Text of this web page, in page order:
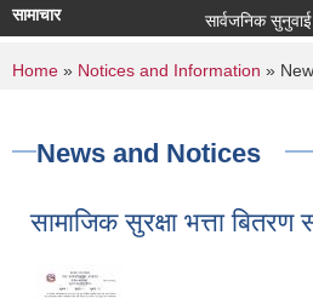
सामाचार सार्वजनिक सुनुवाई
You are here
Home » Notices and Information »
News and Notices
सामाजिक सुरक्षा भत्ता बितरण